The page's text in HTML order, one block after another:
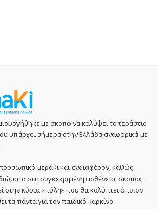
με σκοπό να καλύψει το τεράστιο
υπάρχει σήμερα στην Ελλάδα αναφορικά με
μεράκι και ενδιαφέρον, καθώς
στη συγκεκριμένη ασθένεια, σκοπός
στην κύρια «πύλη» που θα καλύπτει όποιον
τα πάντα για τον παιδικό καρκίνο.